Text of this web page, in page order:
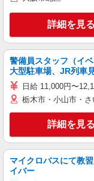
詳細を見る
警備員スタッフ（イ
大型駐車場、JR列車
日給 11,000円〜
栃木市・小山市・
詳細を見る
マイクロバスにて教
イバー